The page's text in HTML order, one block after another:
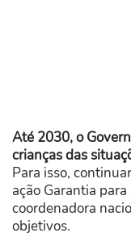
Até 2030, o
crianças das
Para isso,
ação Garantia
coordenadora
objetivos.